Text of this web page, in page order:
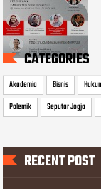
CATEGORIES
Akademia Bisnis
Polemik
Seputar Jogja
RECENT POST